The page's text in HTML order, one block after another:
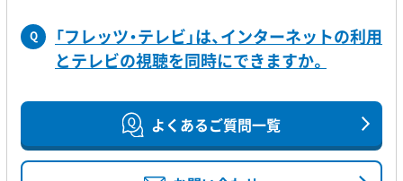
Q
「フレッツ・テレビ」は、インターネットの利用
とテレビの視聴を同時にできますか。
よくあるご質問一覧